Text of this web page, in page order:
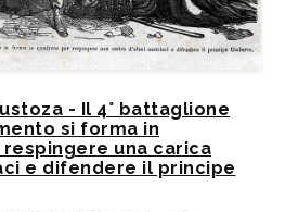
- Il 4° battaglione
si forma in
una carica
e difendere il principe